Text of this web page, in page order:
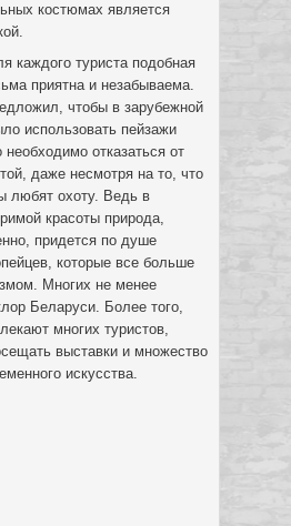
костюмах является
каждого туриста подобная
приятна и незабываема.
чтобы в зарубежной
использовать пейзажи
отказаться от
даже несмотря на то, что
любят охоту. Ведь в
красоты природа,
придется по душе
которые все больше
Многих не менее
Беларуси. Более того,
многих туристов,
выставки и множество
искусства.